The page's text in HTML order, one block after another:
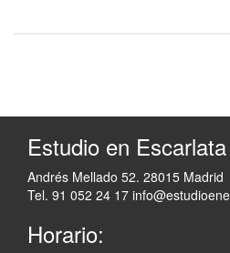
Estudio en Escarlata
Andrés Mellado 52. 28015 Madrid
Tel. 91 052 24 17
Horario: